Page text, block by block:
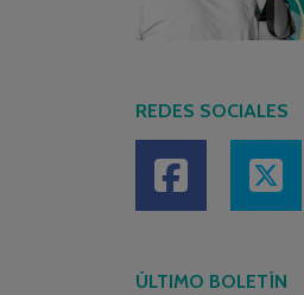
REDES SOCIALES
ÚLTIMO BOLETÍN